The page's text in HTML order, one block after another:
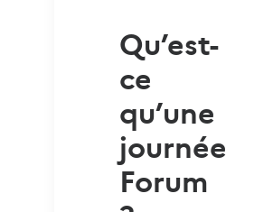
Qu’est-
ce
qu’une
journée
Forum